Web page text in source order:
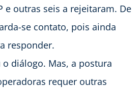
e outras seis a rejeitaram. De
se contato, pois ainda
responder.
o diálogo. Mas, a postura
requer outras